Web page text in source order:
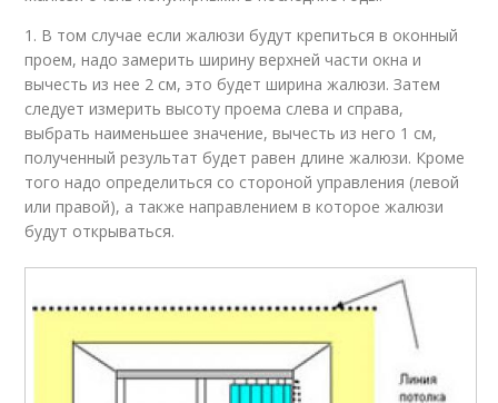
1. В том случае если жалюзи будут крепиться в оконный
проем, надо замерить ширину верхней части окна и
вычесть из нее 2 см, это будет ширина жалюзи. Затем
следует измерить высоту проема слева и справа,
выбрать наименьшее значение, вычесть из него 1 см,
полученный результат будет равен длине жалюзи. Кроме
того надо определиться со стороной управления (левой
или правой), а также направлением в которое жалюзи
будут открываться.